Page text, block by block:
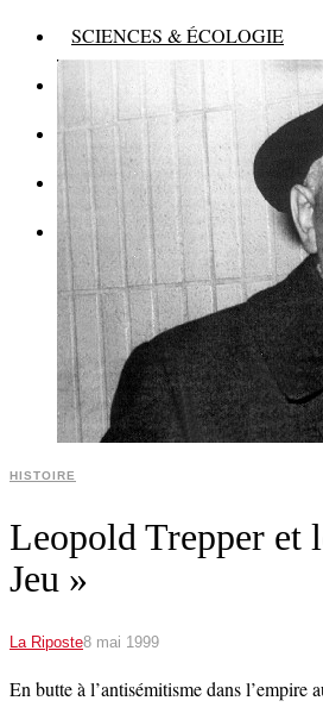
SCIENCES & ÉCOLOGIE
HISTOIRE
THÉORIE
CULTURE
MULTIMÉDIAS
HISTOIRE
Leopold Trepper et
Jeu »
La Riposte8 mai 1999
En butte à l’antisémitisme dans l’empire